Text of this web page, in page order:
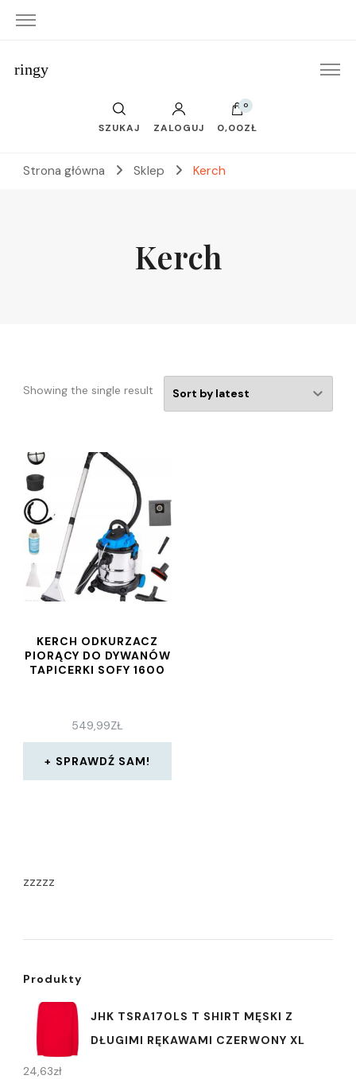
ringy
SZUKAJ ZALOGUJ
0
0,00ZŁ
Strona główna Sklep Kerch
Kerch
Showing the single result
KERCH ODKURZACZ
PIORĄCY DO DYWANÓW
TAPICERKI SOFY 1600
549,99ZŁ
SPRAWDŹ SAM!
zzzzz
Produkty
JHK TSRA170LS T SHIRT MĘSKI Z
DŁUGIMI RĘKAWAMI CZERWONY XL
24,63zł